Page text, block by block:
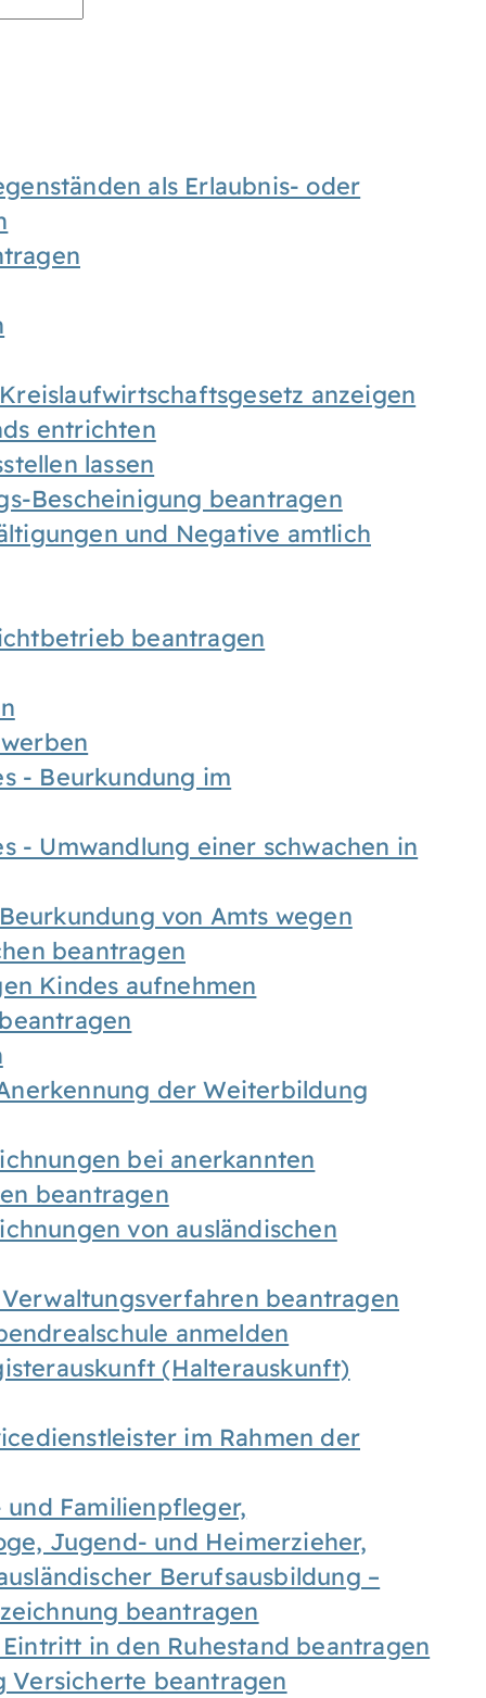
als Erlaubnis- oder
anzeigen
entrichten
lassen
Bescheinigung beantragen
und Negative amtlich
beantragen
- Beurkundung im
- Umwandlung einer schwachen in
von Amts wegen
beantragen
Kindes aufnehmen
der Weiterbildung
bei anerkannten
beantragen
von ausländischen
beantragen
anmelden
(Halterauskunft)
im Rahmen der
Familienpfleger,
Jugend- und Heimerzieher,
Berufsausbildung –
beantragen
in den Ruhestand beantragen
Versicherte beantragen